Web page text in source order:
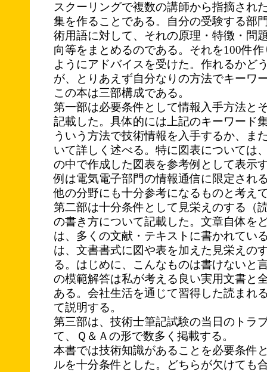
スクーリングで複数の講師から指摘され
集を作ることである。自分の受験する部
術用語に対して、それの原理・特徴・問
向等をまとめるのである。それを100件
ようにアドバイスを受けた。作れるかど
が、とりあえず自分なりの方法でキーワ
この本は三部構成である。
第一部は必要条件として情報入手方法と
記載した。具体的には上記のキーワード
ういう方法で技術情報を入手するか、ま
いて詳しく述べる。特に図表については
の中で作成した図表を参考例として表示
例は電気電子部門の情報通信に限定され
他の分野にも十分参考になるものと考え
第二部は十分条件として見栄えのする（
の書き方について記載した。文章自体を
は、多くの文献・テキストに書かれてい
は、文書書式に図や表を加えた見栄えの
る。はじめに、こんなものは書けないと
の模範解答は私が考える良い実用文書と
ある。会社生活を通じて習得した読まれ
て説明する。
第三部は、技術士筆記試験の当日のトラ
て、Ｑ＆Ａの形で数多く掲載する。
本書では技術知識があることを必要条件
ルを十分条件とした。どちらが欠けても